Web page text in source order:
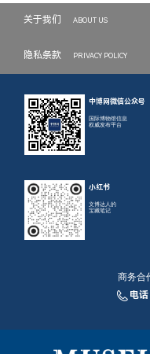
关于我们 ABOUT US
隐私条款 PRIVACY POLICY
中博网微信公众号
国际博物馆信息
权威发布平台
小红书
文博达人的
宝藏笔记
商务合
电